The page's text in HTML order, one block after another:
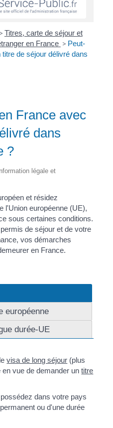
> Titres, carte de séjour et
en France > Peut-
de séjour délivré dans
France avec
dans
?
légale et
et résidez
l'Union européenne (UE),
sous certaines conditions.
de séjour et de votre
vos démarches
en France.
européenne
durée-UE
visa de long séjour (plus
en vue de demander untitre
dans votre pays
ou d'une durée